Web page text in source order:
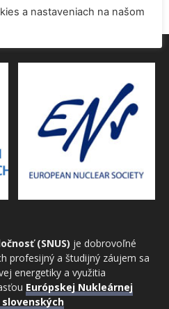
(SNUS) je dobrovoľné
profesijný a študijný záujem sa
energetiky a využitia
Európskej Nukleárnej
slovenských
a nastaveniach na našom